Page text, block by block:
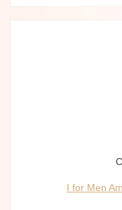
I for Men